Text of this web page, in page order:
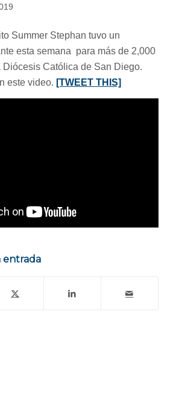
Summer Stephan tuvo un
esta semana para más de 2,000
Católica de San Diego.
este video. [TWEET THIS]
entrada